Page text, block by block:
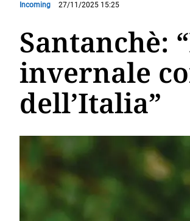
Incoming 27/11/2025 15:25
Santanchè:
invernale
dell’Italia”